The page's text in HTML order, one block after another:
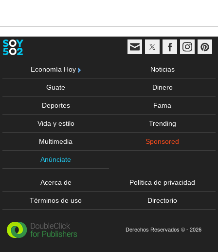
Economía Hoy Noticias
Guate Dinero
Deportes Fama
Vida y estilo Trending
Multimedia Sponsored
Anúnciate
Acerca de Política de privacidad
Términos de uso Directorio
Derechos Reservados © - 2026